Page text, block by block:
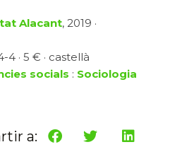
Alacant, 2019 ·
4 · 5 € · castellà
socials : Sociologia
a: